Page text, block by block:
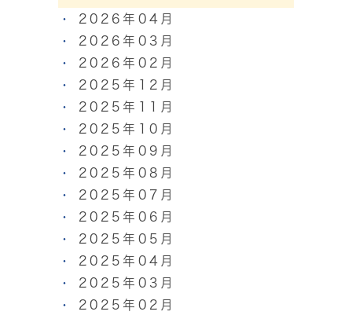
2026年04月
2026年03月
2026年02月
2025年12月
2025年11月
2025年10月
2025年09月
2025年08月
2025年07月
2025年06月
2025年05月
2025年04月
2025年03月
2025年02月